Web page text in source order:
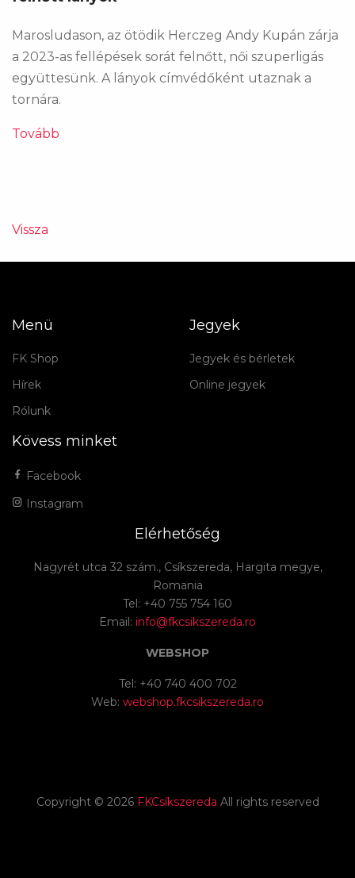
Marosludason, az ötödik Herczeg Andy Kupán zárja
a 2023-as fellépések sorát felnőtt, női szuperligás
együttesünk. A lányok címvédőként utaznak a
tornára.
Tovább
Vissza
Menü
FK Shop
Hírek
Rólunk
Jegyek
Jegyek és bérletek
Online jegyek
Kövess minket
Facebook
Instagram
Elérhetőség
Nagyrét utca 32 szám., Csíkszereda, Hargita megye,
Romania
Tel: +40 755 754 160
Email: info@fkcsikszereda.ro
WEBSHOP
Tel: +40 740 400 702
Web: webshop.fkcsikszereda.ro
Copyright © 2026 FKCsíkszereda All rights reserved